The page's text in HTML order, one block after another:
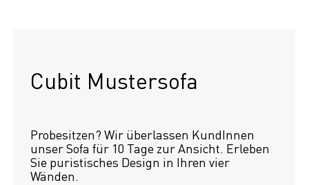
Cubit Mustersofa
Probesitzen? Wir überlassen KundInnen
unser Sofa für 10 Tage zur Ansicht. Erleben
Sie puristisches Design in Ihren vier
Wänden.